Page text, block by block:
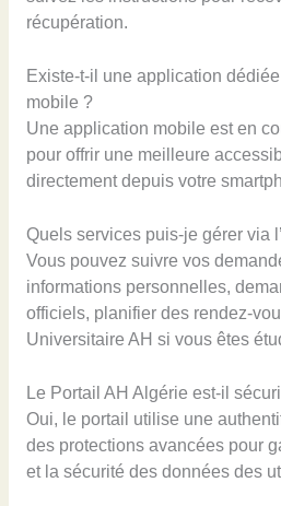
récupération.
Existe-t-il une application
mobile ?
Une application mobile est en
pour offrir une meilleure
directement depuis votre
Quels services puis-je gérer via
Vous pouvez suivre vos
informations personnelles,
officiels, planifier des rendez-
Universitaire AH si vous êtes
Le Portail AH Algérie est-il
Oui, le portail utilise une
des protections avancées pour
et la sécurité des données des